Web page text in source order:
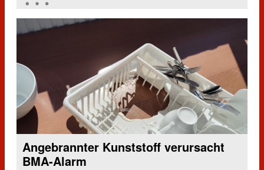
Angebrannter Kunststoff verursacht
BMA-Alarm